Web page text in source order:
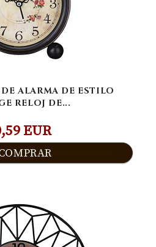
ALARMA DE ESTILO
RELOJ DE...
EUR